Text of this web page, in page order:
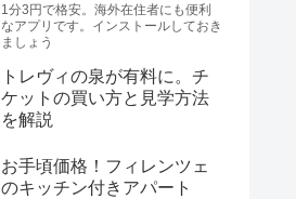
1分3円で格安。海外在住者にも便利
なアプリです。インストールしておき
ましょう
トレヴィの泉が有料に。チ
ケットの買い方と見学方法
を解説
お手頃価格！フィレンツェ
のキッチン付きアパート